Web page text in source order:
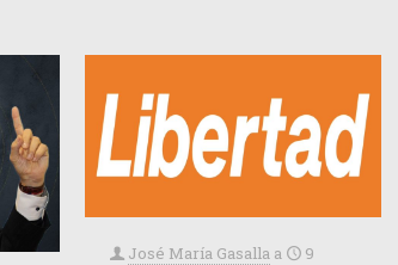
José María Gasalla a
9